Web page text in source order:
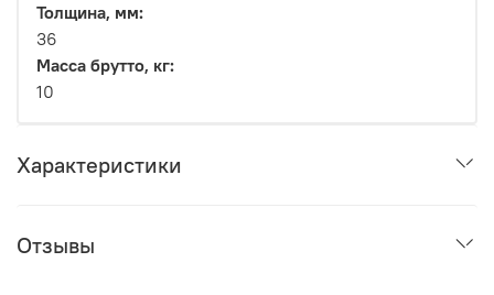
Толщина, мм:
36
Масса брутто, кг:
10
Характеристики
Отзывы